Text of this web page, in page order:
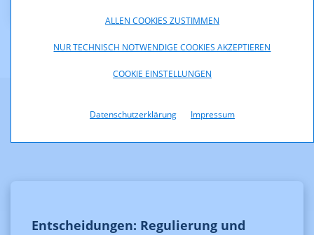
ALLEN COOKIES ZUSTIMMEN
NUR TECHNISCH NOTWENDIGE COOKIES AKZEPTIEREN
COOKIE EINSTELLUNGEN
Datenschutzerklärung Impressum
Weitere Informationen
Entscheidungen: Regulierung und